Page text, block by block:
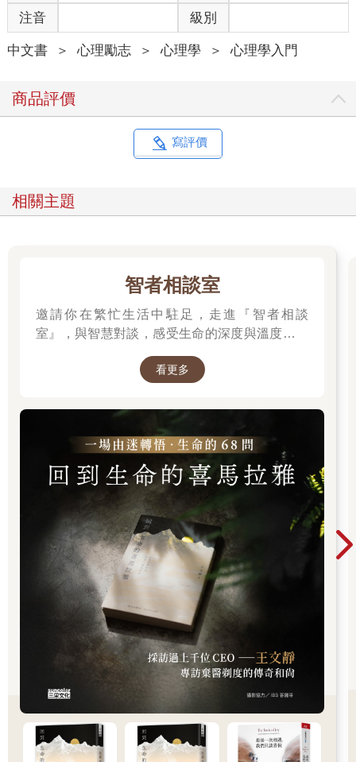
用委婉的方式表達拒絕，對方也很有可能不知情。因此，必須盡
快明確地告知對方拒絕的意向，例如「我考慮過了，覺得不可
行」等。這個方法的優點，是不用與對方直接面對面，可以透過
止自己無條件應允，能爭取一段時間考慮那件事對自己的必要
性、有沒有時間完成、造成多大的壓力等。
・第二階段：培養懂得拒絕的思維
陷入好人情結時，通常會反射性地回答：「好，好！沒關係！」
事先想好有哪些說法可以派上用場。此外，在受到委託或做決定
時，如果經常感到猶豫和混亂，很可能是因為自己的標準不夠穩
・第三階段：不必煩惱該以什麼理由拒絕
我們之所以覺得拒絕很難，其中一項原因就是認為自己必須擬定
幫你，但情況不允許，絕對不是我的問題，並非我能決定，請別
埋怨我」的心態。然而，在表達拒絕之意時，其實沒有完美的劇
這項論點源自於哈佛大學艾倫．朗格（Ellen Langer）教授的實
在大排長龍的印刷店前，實驗助理插隊表示：
「不好意思，可以讓我先用嗎？」
這時，大約只有三分之一的人願意讓步。不過，當助理改變說詞
之後：「不好意思，可以讓我先用嗎？因為主管要我馬上把資料
拿過去。」幾乎所有人都願意讓他先使用。
實驗結果其實一點也不讓人意外，因為後面附加的理由，足以獲
得他人的共鳴與認可。於是，研究團隊又另外設計一個情境，其
中最令人玩味的就在理由的部分。
「不好意思，可以讓我先用嗎？因為我必須要先用。」
發現了嗎？理由和前一句話幾乎一模一樣，聽起來荒誕無稽。
而令人驚訝的是，雖然讓步人數不如第二次實驗多，但也有百分
之九十三的人願意退讓！
以此為基礎，研究團隊發現，如果在請求後面添加「為什麼」，
取得同意的機率就會增高。亦即，人們需要的只是「理由」，而
非理由的「內容」。因此，就算告訴對方「那個不行，因為就是
不行」、「事情要快點完成，因為就是要快一點」，還是有可能
神奇地獲得他人應允。同理可證，在婉拒對方時，其實不用以完
美的理由仔細交代前因後果。舉個極端的例子，如果對方詢問
注音 級別
中文書 ＞ 心理勵志 ＞ 心理學 ＞ 心理學入門
商品評價
寫評價
相關主題
智者相談室
邀請你在繁忙生活中駐足，走進『智者相談
室』，與智慧對談，感受生命的深度與溫度。在
境、尋找內心的喜悅與力量。
看更多